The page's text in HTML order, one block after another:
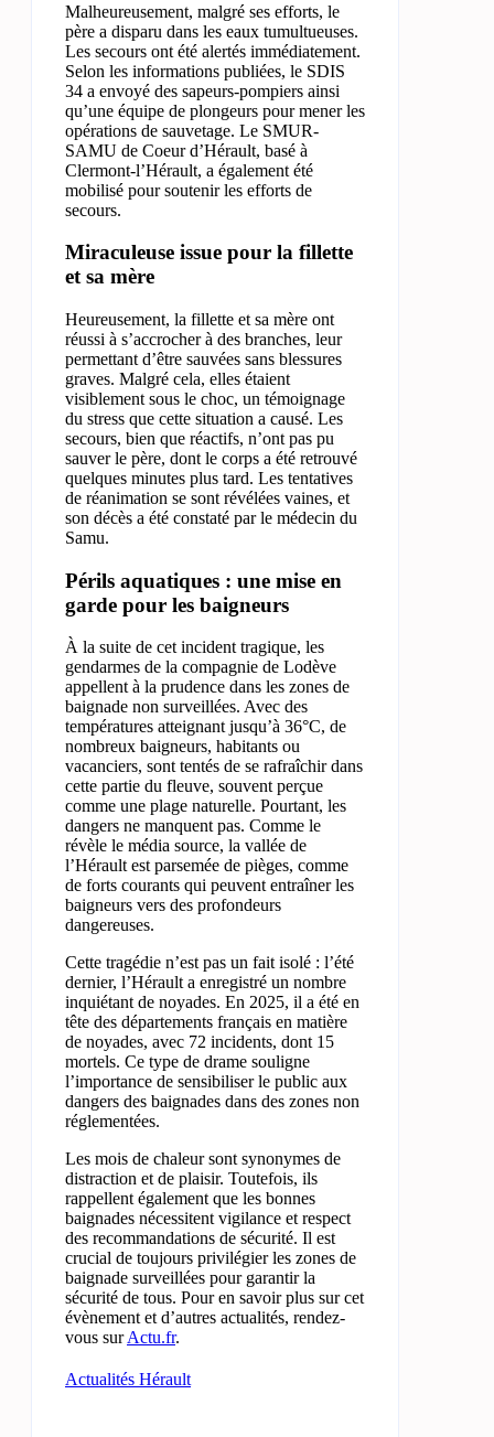
Malheureusement, malgré ses efforts, le
père a disparu dans les eaux tumultueuses.
Les secours ont été alertés immédiatement.
Selon les informations publiées, le SDIS
34 a envoyé des sapeurs-pompiers ainsi
qu’une équipe de plongeurs pour mener les
opérations de sauvetage. Le SMUR-
SAMU de Coeur d’Hérault, basé à
Clermont-l’Hérault, a également été
mobilisé pour soutenir les efforts de
secours.
Miraculeuse issue pour la fillette
et sa mère
Heureusement, la fillette et sa mère ont
réussi à s’accrocher à des branches, leur
permettant d’être sauvées sans blessures
graves. Malgré cela, elles étaient
visiblement sous le choc, un témoignage
du stress que cette situation a causé. Les
secours, bien que réactifs, n’ont pas pu
sauver le père, dont le corps a été retrouvé
quelques minutes plus tard. Les tentatives
de réanimation se sont révélées vaines, et
son décès a été constaté par le médecin du
Samu.
Périls aquatiques : une mise en
garde pour les baigneurs
À la suite de cet incident tragique, les
gendarmes de la compagnie de Lodève
appellent à la prudence dans les zones de
baignade non surveillées. Avec des
températures atteignant jusqu’à 36°C, de
nombreux baigneurs, habitants ou
vacanciers, sont tentés de se rafraîchir dans
cette partie du fleuve, souvent perçue
comme une plage naturelle. Pourtant, les
dangers ne manquent pas. Comme le
révèle le média source, la vallée de
l’Hérault est parsemée de pièges, comme
de forts courants qui peuvent entraîner les
baigneurs vers des profondeurs
dangereuses.
Cette tragédie n’est pas un fait isolé : l’été
dernier, l’Hérault a enregistré un nombre
inquiétant de noyades. En 2025, il a été en
tête des départements français en matière
de noyades, avec 72 incidents, dont 15
mortels. Ce type de drame souligne
l’importance de sensibiliser le public aux
dangers des baignades dans des zones non
réglementées.
Les mois de chaleur sont synonymes de
distraction et de plaisir. Toutefois, ils
rappellent également que les bonnes
baignades nécessitent vigilance et respect
des recommandations de sécurité. Il est
crucial de toujours privilégier les zones de
baignade surveillées pour garantir la
sécurité de tous. Pour en savoir plus sur cet
évènement et d’autres actualités, rendez-
vous surActu.fr.
Actualités Hérault